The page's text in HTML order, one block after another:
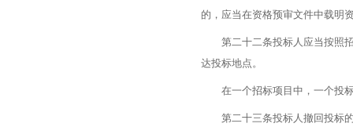
的，应当在资格预审文件中载明
第二十二条投标人应当按照招
达投标地点。
在一个招标项目中，一个投标
第二十三条投标人撤回投标的